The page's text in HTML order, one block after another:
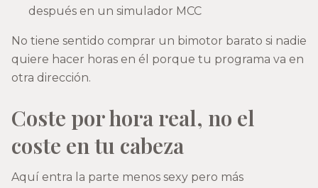
después en un simulador MCC
No tiene sentido comprar un bimotor barato si nadie
quiere hacer horas en él porque tu programa va en
otra dirección.
Coste por hora real, no el
coste en tu cabeza
Aquí entra la parte menos sexy pero más